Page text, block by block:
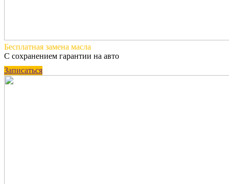
Бесплатная замена масла
С сохранением гарантии на авто
Записаться